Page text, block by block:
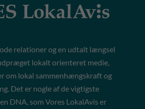
relationer og en udtalt længsel
lokalt orienteret medie,
om lokal sammenhængskraft og
Det er nogle af de vigtigste
DNA, som Vores LokalAvis er